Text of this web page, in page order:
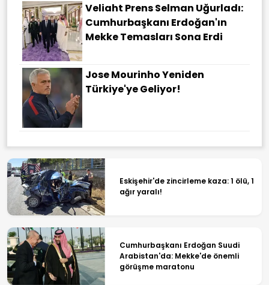
Veliaht Prens Selman Uğurladı:
Cumhurbaşkanı Erdoğan'ın
Mekke Temasları Sona Erdi
Jose Mourinho Yeniden
Türkiye'ye Geliyor!
Eskişehir'de zincirleme kaza: 1 ölü, 1
ağır yaralı!
Cumhurbaşkanı Erdoğan Suudi
Arabistan'da: Mekke'de önemli
görüşme maratonu